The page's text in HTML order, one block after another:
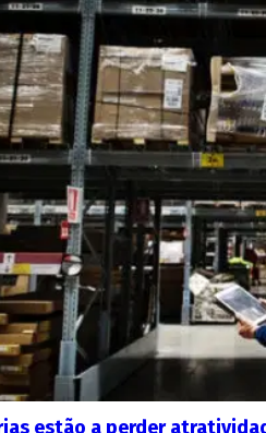
estão a perder